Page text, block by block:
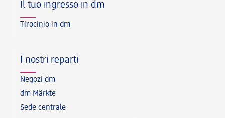
Il tuo ingresso in dm
Tirocinio in dm
I nostri reparti
Negozi dm
dm Märkte
Sede centrale